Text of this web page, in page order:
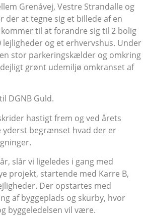
Grenåvej, Vestre Strandalle og
der at tegne sig et billede af en
til at forandre sig til 2 bolig
lejligheder og et erhvervshus. Under
stor parkeringskælder og omkring
grønt udemiljø omkranset af
DGNB Guld.
hastigt frem og ved årets
begrænset hvad der er
slår vi ligeledes i gang med
projekt, startende med Karre B,
Der opstartes med
af byggeplads og skurby, hvor
byggeledelsen vil være.